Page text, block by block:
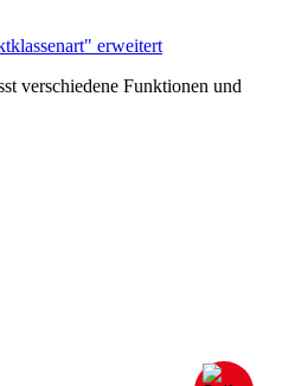
erweitert
verschiedene Funktionen und